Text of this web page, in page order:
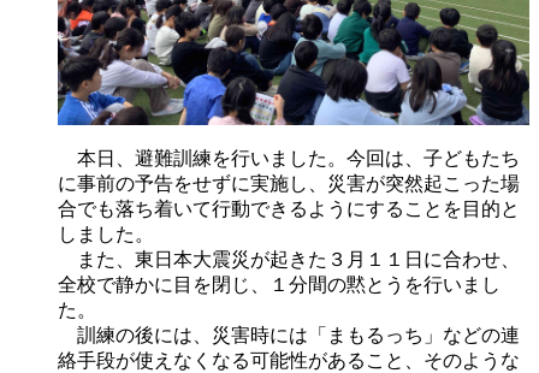
本日、避難訓練を行いました。今回は、子どもたち
に事前の予告をせずに実施し、災害が突然起こった場
合でも落ち着いて行動できるようにすることを目的と
しました。
また、東日本大震災が起きた３月１１日に合わせ、
全校で静かに目を閉じ、１分間の黙とうを行いまし
た。
訓練の後には、災害時には「まもるっち」などの連
絡手段が使えなくなる可能性があること、そのような